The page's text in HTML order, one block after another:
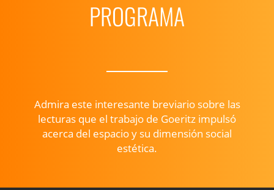
PROGRAMA
Admira este interesante breviario sobre las
lecturas que el trabajo de Goeritz impulsó
acerca del espacio y su dimensión social
estética.